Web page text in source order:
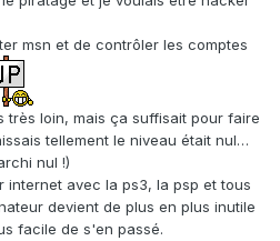
msn et de contrôler les comptes
très loin, mais ça suffisait pour faire
tellement le niveau était nul…
nul !)
internet avec la ps3, la psp et tous
devient de plus en plus inutile
facile de s'en passé.